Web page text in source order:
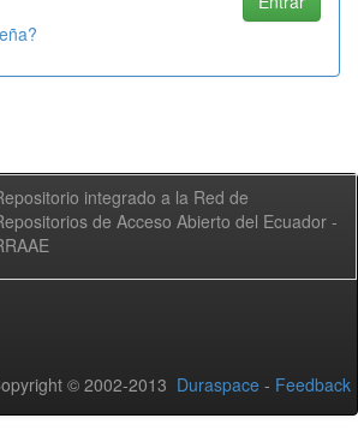
integrado a la Red de
de Acceso Abierto del Ecuador -
© 2002-2013 Duraspace - Feedback